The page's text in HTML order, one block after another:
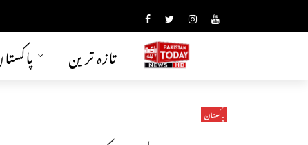
تازہ ترین
پاکستان